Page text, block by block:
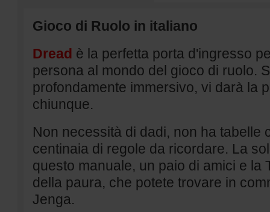
Gioco di Ruolo in italiano
Dread è la perfetta porta d'ingresso
persona al mondo del gioco di ruolo.
profondamente immersivo, vi darà la
chiunque.
Non necessità di dadi, non ha tabelle
centinaia di regole da ricordare. La
questo manuale, un paio di amici e la
della paura, che potete trovare in
Jenga.